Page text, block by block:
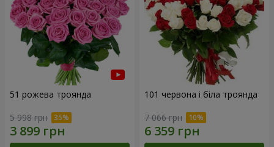
51 рожева троянда
5 998 грн
101 червона і біла троянда
7 066 грн